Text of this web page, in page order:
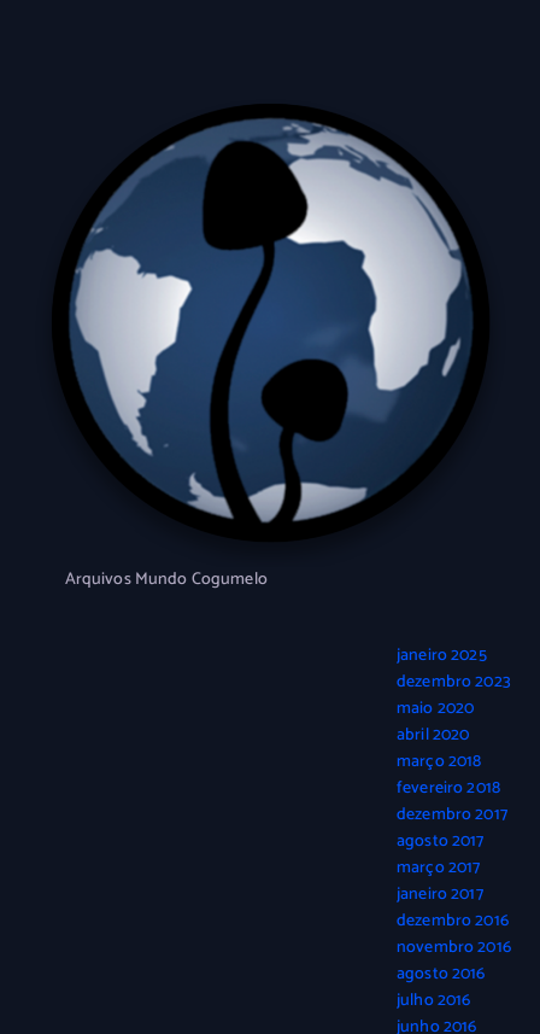
Arquivos Mundo Cogumelo
janeiro 2025
dezembro 2023
maio 2020
abril 2020
março 2018
fevereiro 2018
dezembro 2017
agosto 2017
março 2017
janeiro 2017
dezembro 2016
novembro 2016
agosto 2016
julho 2016
junho 2016